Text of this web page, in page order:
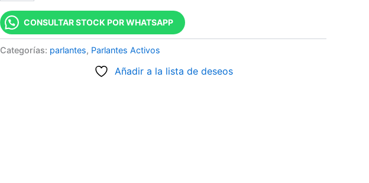
CONSULTAR STOCK POR WHATSAPP
Categorías: parlantes, Parlantes Activos
Añadir a la lista de deseos